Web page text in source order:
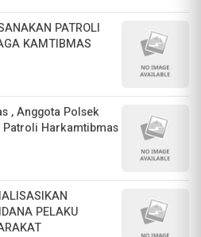
PATROLI
KAMTIBMAS
, Anggota Polsek
Patroli Harkamtibmas
PELAKU